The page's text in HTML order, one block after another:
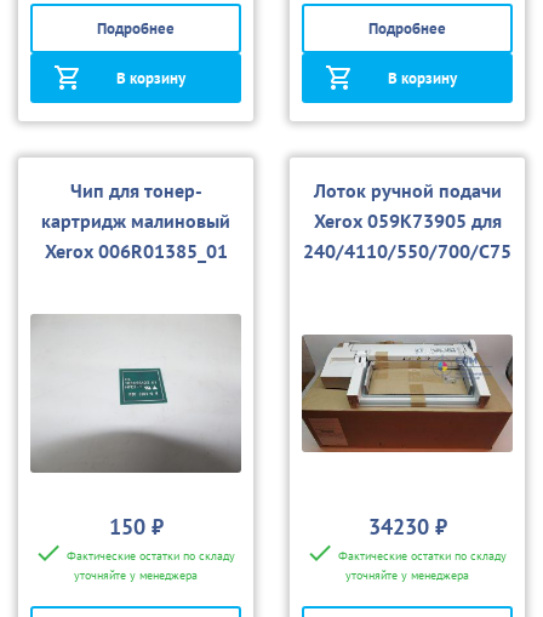
Подробнее
В корзину
Подробнее
В корзину
Чип для тонер-
картридж малиновый
Xerox 006R01385_01
150 ₽
Фактические остатки по складу
уточняйте у менеджера
Лоток ручной подачи
Xerox 059K73905 для
240/4110/550/700/С75
34230 ₽
Фактические остатки по складу
уточняйте у менеджера